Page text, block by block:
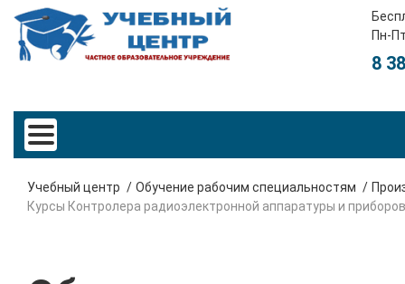
Пн-
8
Учебный центр Обучение рабочим специальностям
Курсы Контролера радиоэлектронной аппаратуры и приборов